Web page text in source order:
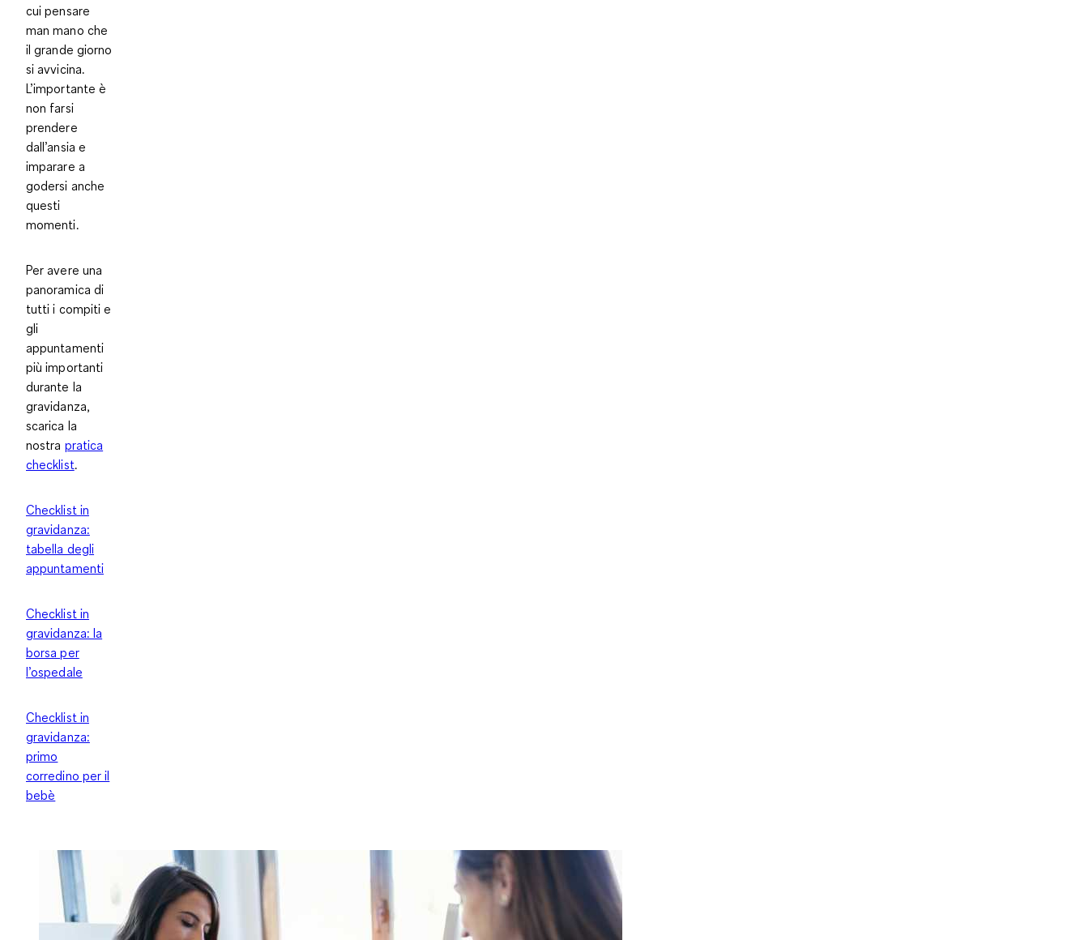
cui pensare
man mano che
il grande giorno
si avvicina.
L’importante è
non farsi
prendere
dall’ansia e
imparare a
godersi anche
questi
momenti.
Per avere una
panoramica di
tutti i compiti e
gli
appuntamenti
più importanti
durante la
gravidanza,
scarica la
nostra pratica
checklist.
Checklist in
gravidanza:
tabella degli
appuntamenti
Checklist in
gravidanza: la
borsa per
l’ospedale
Checklist in
gravidanza:
primo
corredino per il
bebè